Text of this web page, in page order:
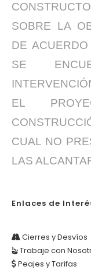
SOBRE LA
DE
SE
EL
CUAL NO
LAS
Enlaces de
Cierres y Desvíos
Trabaje con
Peajes y Tarifas